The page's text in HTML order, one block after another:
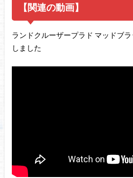
【関連の動画】
ランドクルーザープラド マッドブ
しました